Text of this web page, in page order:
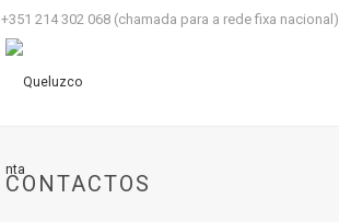
+351 214 302 068 (chamada para a rede fixa nacional)
CONTACTOS